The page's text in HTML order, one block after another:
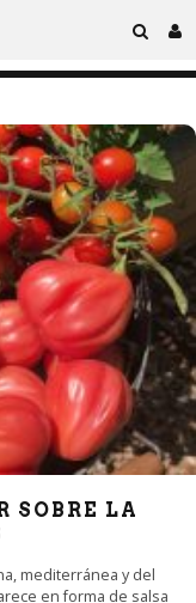
SOBRE LA
mediterránea y del
en forma de salsa